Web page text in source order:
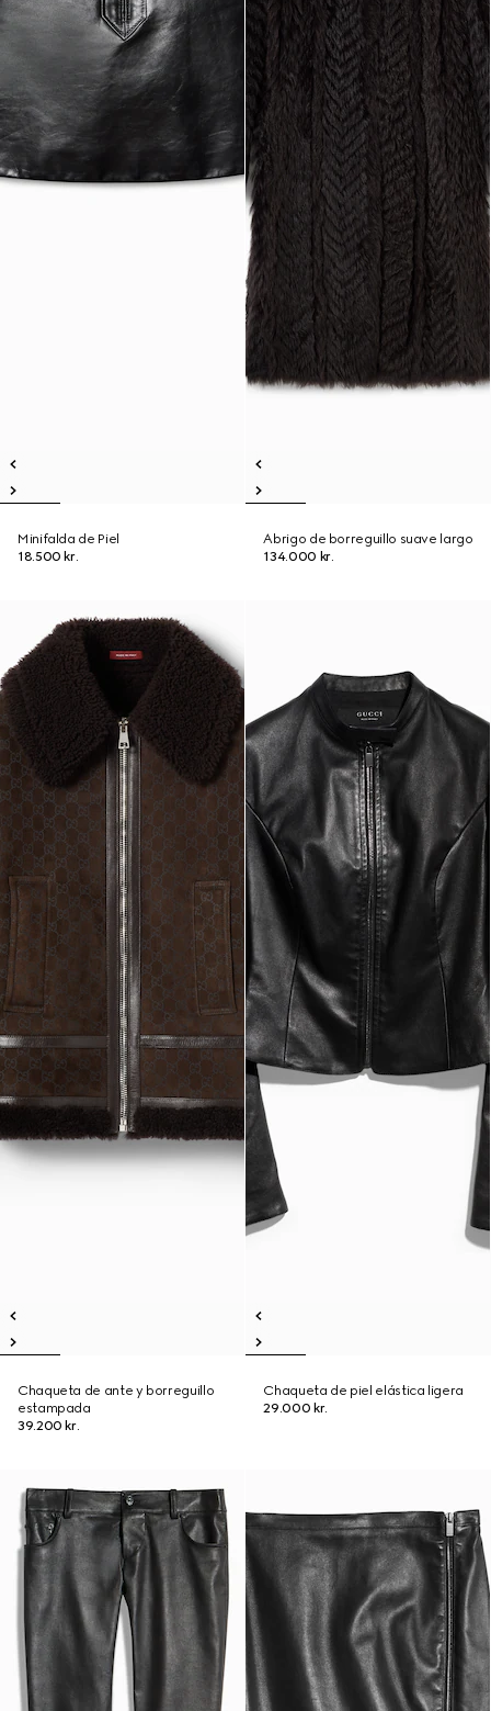
Minifalda de Piel
18.500 kr.
Abrigo de borreguillo suave largo
134.000 kr.
Chaqueta de ante y borreguillo
estampada
39.200 kr.
Chaqueta de piel elástica ligera
29.000 kr.